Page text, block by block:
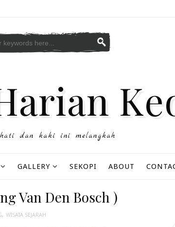
dan kaki ini melangkah
GALLERY SEKOPI ABOUT
Van Den Bosch )
, WISATA SEJARAH